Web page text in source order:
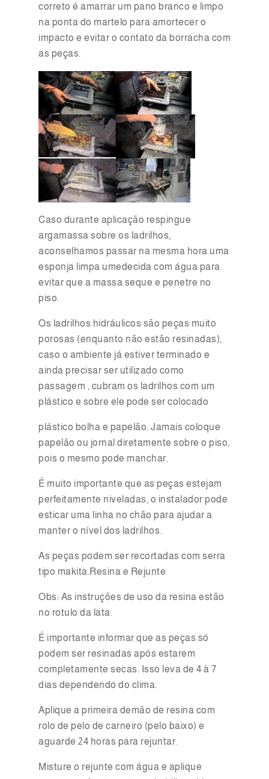
correto é amarrar um pano branco e limpo
na ponta do martelo para amortecer o
impacto e evitar o contato da borracha com
as peças.
Caso durante aplicação respingue
argamassa sobre os ladrilhos,
aconselhamos passar na mesma hora uma
esponja limpa umedecida com água para
evitar que a massa seque e penetre no
piso.
Os ladrilhos hidráulicos são peças muito
porosas (enquanto não estão resinadas),
caso o ambiente já estiver terminado e
ainda precisar ser utilizado como
passagem , cubram os ladrilhos com um
plástico e sobre ele pode ser colocado
plástico bolha e papelão. Jamais coloque
papelão ou jornal diretamente sobre o piso,
pois o mesmo pode manchar.
É muito importante que as peças estejam
perfeitamente niveladas, o instalador pode
esticar uma linha no chão para ajudar a
manter o nível dos ladrilhos.
As peças podem ser recortadas com serra
tipo makita.Resina e Rejunte
Obs: As instruções de uso da resina estão
no rotulo da lata.
É importante informar que as peças só
podem ser resinadas após estarem
completamente secas. Isso leva de 4 à 7
dias dependendo do clima.
Aplique a primeira demão de resina com
rolo de pelo de carneiro (pelo baixo) e
aguarde 24 horas para rejuntar.
Misture o rejunte com água e aplique